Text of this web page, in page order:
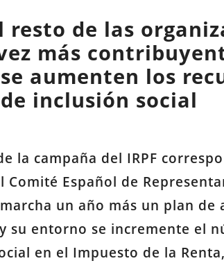
resto de las
más
aumenten los
inclusión social
la campaña del IRPF
Español de
un año más un plan
su entorno se incremente el
en el Impuesto de la